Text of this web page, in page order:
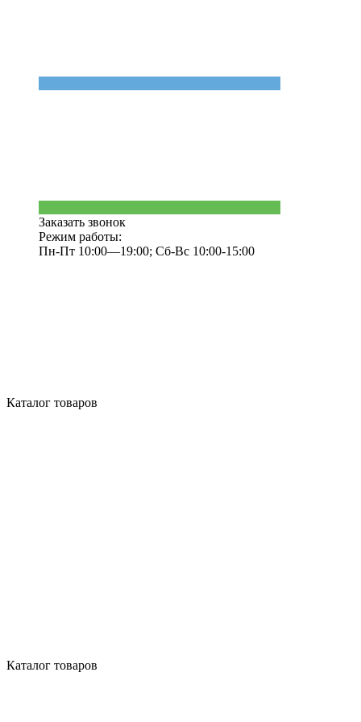
Заказать звонок
Режим работы:
Пн-Пт 10:00—19:00; Сб-Вс 10:00-15:00
Каталог товаров
Каталог товаров